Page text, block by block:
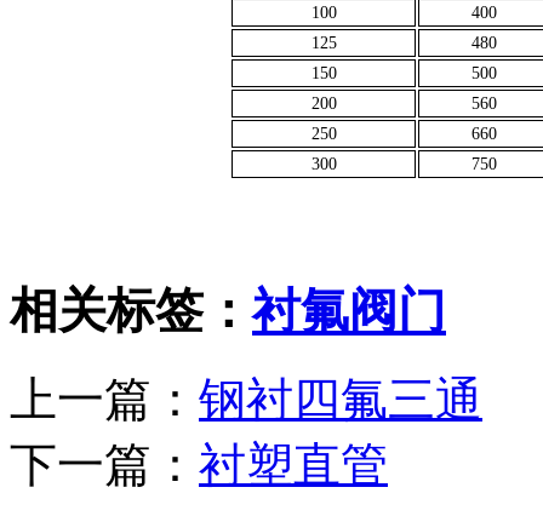
100
400
125
480
150
500
200
560
250
660
300
750
相关标签：衬氟阀门
上一篇： 钢衬四氟三通
下一篇： 衬塑直管